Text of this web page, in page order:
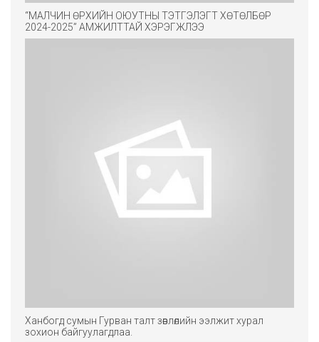
“МАЛЧИН ӨРХИЙН ОЮУТНЫ ТЭТГЭЛЭГТ ХӨТӨЛБӨР
2024-2025” АМЖИЛТТАЙ ХЭРЭГЖЛЭЭ
Ханбогд сумын Гурван талт зөвлөлийн ээлжит хурал
зохион байгуулагдлаа.